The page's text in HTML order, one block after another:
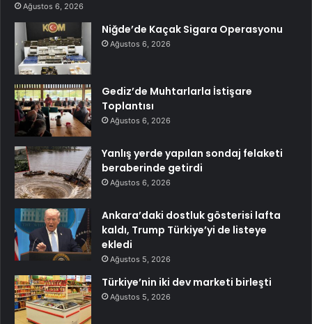
Ağustos 6, 2026
Niğde’de Kaçak Sigara Operasyonu
Ağustos 6, 2026
Gediz’de Muhtarlarla İstişare
Toplantısı
Ağustos 6, 2026
Yanlış yerde yapılan sondaj felaketi
beraberinde getirdi
Ağustos 6, 2026
Ankara’daki dostluk gösterisi lafta
kaldı, Trump Türkiye’yi de listeye
ekledi
Ağustos 5, 2026
Türkiye’nin iki dev marketi birleşti
Ağustos 5, 2026